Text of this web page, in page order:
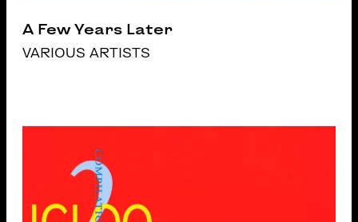
A Few Years Later
VARIOUS ARTISTS